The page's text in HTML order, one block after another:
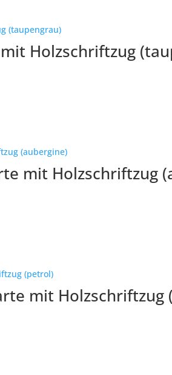
Holzschriftzug
mit Holzschriftzug
mit Holzschriftzug